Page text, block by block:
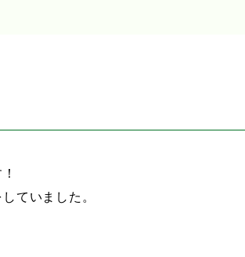
ていました。